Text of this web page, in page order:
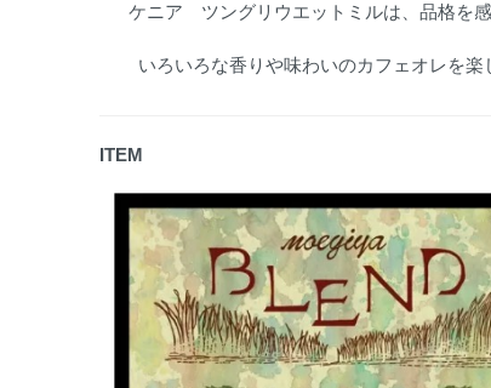
ケニア ツングリウエットミルは、品格を
いろいろな香りや味わいのカフェオレを楽
ITEM